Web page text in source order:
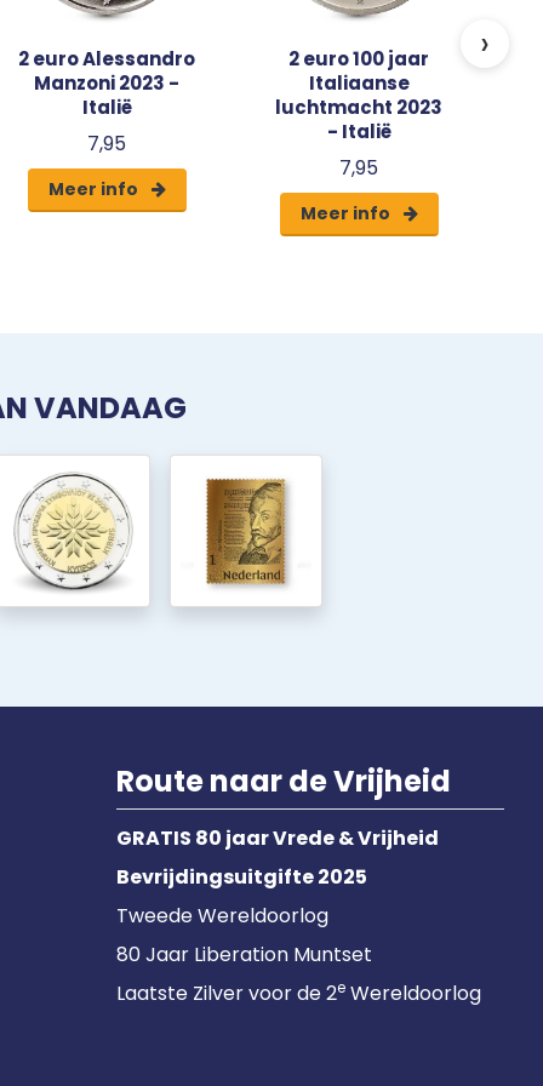
2 euro Alessandro
Manzoni 2023 -
Italië
7,95
Meer info
2 euro 100 jaar
Italiaanse
luchtmacht 2023
- Italië
7,95
Meer info
›
VANDAAG
Route naar de Vrijheid
GRATIS 80 jaar Vrede & Vrijheid
Bevrijdingsuitgifte 2025
Tweede Wereldoorlog
80 Jaar Liberation Muntset
Laatste Zilver voor de 2e Wereldoorlog